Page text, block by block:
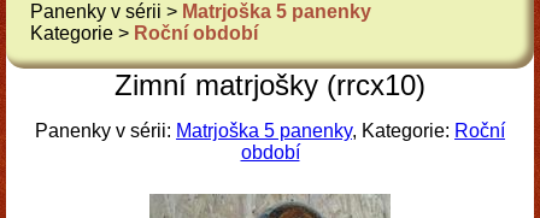
Panenky v sérii > Matrjoška 5 panenky
Kategorie > Roční období
Zimní matrjošky (rrcx10)
Panenky v sérii: Matrjoška 5 panenky, Kategorie: Roční
období